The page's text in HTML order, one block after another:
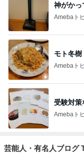
神がかっ
Amebaト
モト冬
Amebaト
受験対策
Amebaト
芸能人・有名人ブログ